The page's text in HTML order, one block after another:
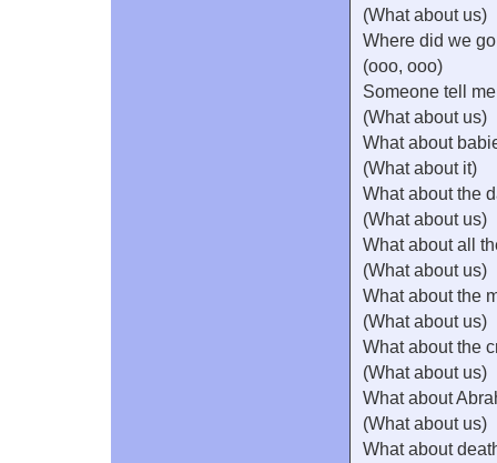
(What about us)
Where did we
(ooo, ooo)
Someone tell
(What about us)
What about
(What about it)
What about the
(What about us)
What about all
(What about us)
What about the
(What about us)
What about the
(What about us)
What about
(What about us)
What about